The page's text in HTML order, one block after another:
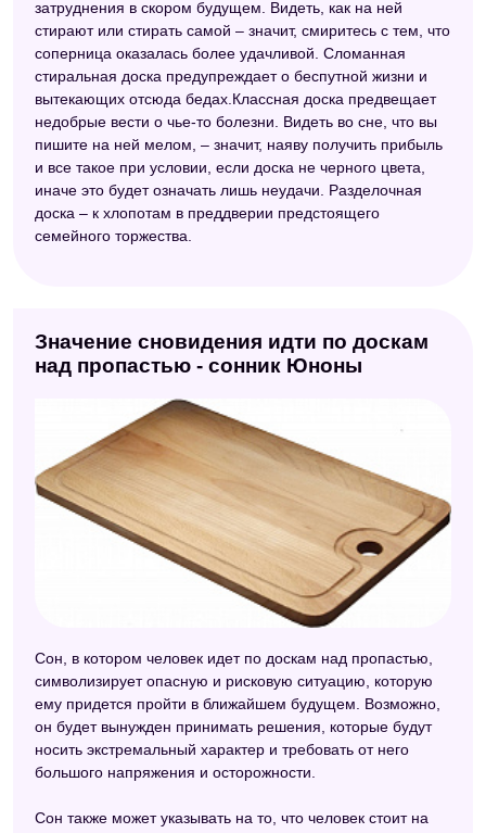
Сонник Симеона Прозорова
Дворянский сонник
Украинский сонник
Сонник Странника
Сонник Кананита
Сонник народных примет
Старинный сонник
Фольклорный сонник
Сонник значение снов
затруднения в скором будущем. Видеть, как на ней
стирают или стирать самой – значит, смиритесь с тем, что
соперница оказалась более удачливой. Сломанная
стиральная доска предупреждает о беспутной жизни и
вытекающих отсюда бедах.Классная доска предвещает
недобрые вести о чье-то болезни. Видеть во сне, что вы
пишите на ней мелом, – значит, наяву получить прибыль
и все такое при условии, если доска не черного цвета,
иначе это будет означать лишь неудачи. Разделочная
доска – к хлопотам в преддверии предстоящего
семейного торжества.
Значение сновидения идти по доскам
над пропастью - сонник Юноны
Сон, в котором человек идет по доскам над пропастью,
символизирует опасную и рисковую ситуацию, которую
ему придется пройти в ближайшем будущем. Возможно,
он будет вынужден принимать решения, которые будут
носить экстремальный характер и требовать от него
большого напряжения и осторожности.
Сон также может указывать на то, что человек стоит на